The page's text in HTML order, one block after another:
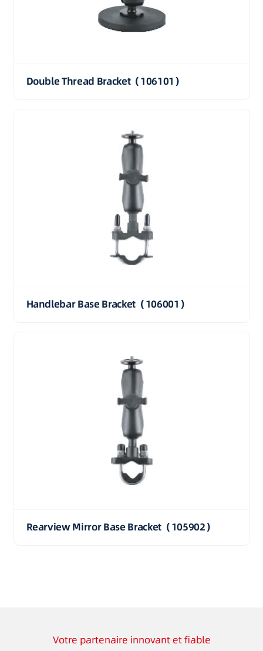
Double Thread Bracket（106101）
Handlebar Base Bracket（106001）
Rearview Mirror Base Bracket（105902）
Votre partenaire innovant et fiable